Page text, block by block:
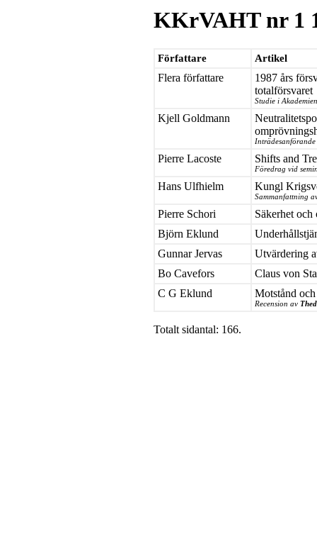
KKrVAHT nr 1
Författare Artikel
Flera författare
1987 års
totalförsvaret
Studie i
Kjell Goldmann
Pierre Lacoste Shifts and
Föredrag vid
Hans Ulfhielm Kungl
Sammanfattning
Pierre Schori
Säkerhet och
Björn Eklund
Gunnar Jervas
Utvärdering
Bo Cavefors
Claus von
C G Eklund
Motstånd
Recension av
Totalt sidantal: 166.